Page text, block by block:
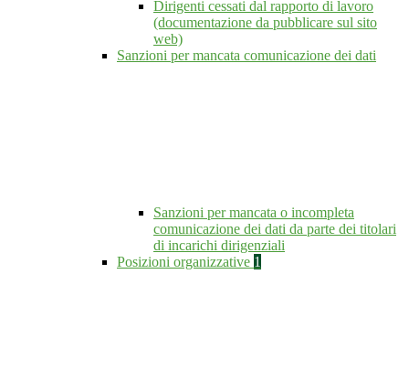
Dirigenti cessati dal rapporto di lavoro
(documentazione da pubblicare sul sito
web)
Sanzioni per mancata comunicazione dei dati
Sanzioni per mancata o incompleta
comunicazione dei dati da parte dei titolari
di incarichi dirigenziali
Posizioni organizzative 1